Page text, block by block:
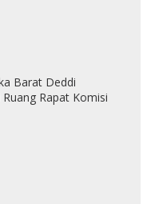
Barat Deddi
Rapat Komisi